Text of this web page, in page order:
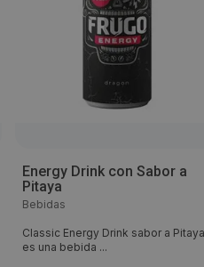
Energy Drink con Sabor a
Pitaya
Bebidas
Classic Energy Drink sabor a Pitaya
es una bebida ...